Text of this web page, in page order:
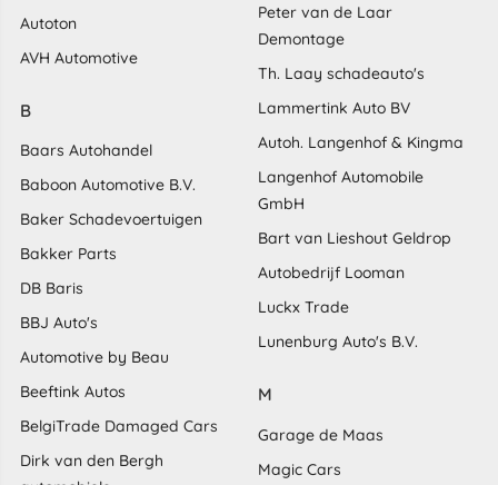
Autoton
AVH Automotive
B
Baars Autohandel
Baboon Automotive B.V.
Baker Schadevoertuigen
Bakker Parts
DB Baris
BBJ Auto's
Automotive by Beau
Beeftink Autos
BelgiTrade Damaged Cars
Dirk van den Bergh
Peter van de Laar
Demontage
Th. Laay schadeauto's
Lammertink Auto BV
Autoh. Langenhof & Kingma
Langenhof Automobile
GmbH
Bart van Lieshout Geldrop
Autobedrijf Looman
Luckx Trade
Lunenburg Auto's B.V.
M
Garage de Maas
Magic Cars